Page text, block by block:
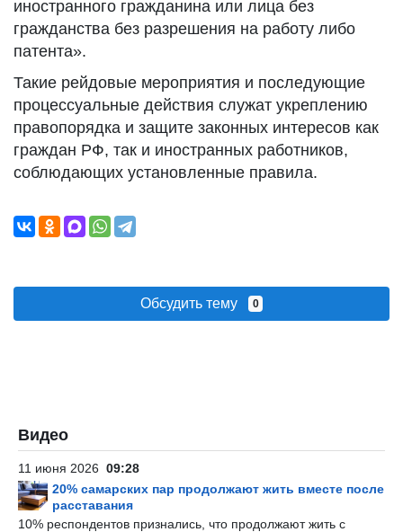
иностранного гражданина или лица без
гражданства без разрешения на работу либо
патента».
Такие рейдовые мероприятия и последующие
процессуальные действия служат укреплению
правопорядка и защите законных интересов как
граждан РФ, так и иностранных работников,
соблюдающих установленные правила.
Обсудить тему 0
Видео
11 июня 2026 09:28
20% самарских пар продолжают жить вместе после
расставания
10% респондентов признались, что продолжают жить с